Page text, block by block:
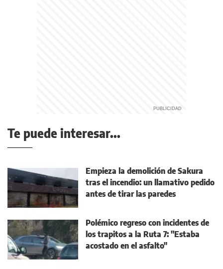
Te puede interesar...
Empieza la demolición de Sakura
tras el incendio: un llamativo pedido
antes de tirar las paredes
Polémico regreso con incidentes de
los trapitos a la Ruta 7: "Estaba
acostado en el asfalto"